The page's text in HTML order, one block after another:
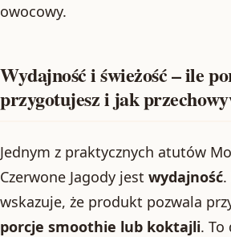
owocowy.
Wydajność i świeżość – ile
przygotujesz i jak
Jednym z praktycznych atutów
Czerwone Jagody jest wydajność
wskazuje, że produkt pozwala
porcje smoothie lub koktajli. To